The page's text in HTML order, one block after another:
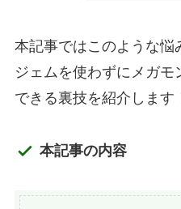
本記事ではこのような悩
ジェムを使わずにメガ
できる裏技を紹介します
本記事の内容